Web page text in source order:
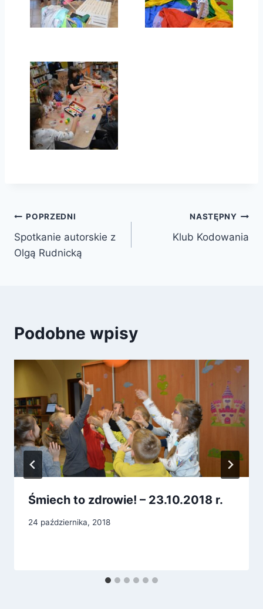
Nawigacja
wpisu
POPRZEDNI
Spotkanie autorskie z
Olgą Rudnicką
NASTĘPNY
Klub Kodowania
Podobne wpisy
Śmiech to zdrowie! – 23.10.2018 r.
24 października, 2018